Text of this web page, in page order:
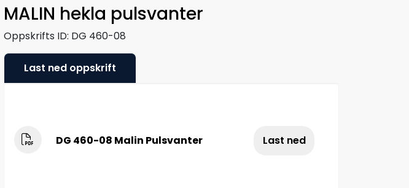
MALIN hekla pulsvanter
Oppskrifts ID: DG 460-08
Last ned oppskrift
DG 460-08 Malin Pulsvanter Last ned